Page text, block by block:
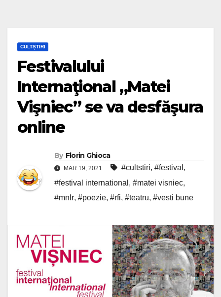
CULTȘTIRI
Festivalului
Internaţional „Matei
Vişniec” se va desfăşura
online
By Florin Ghioca
MAR 19, 2021 #cultstiri, #festival ,
#festival international , #matei visniec,
#mnlr, #poezie, #rfi, #teatru, #vesti bune